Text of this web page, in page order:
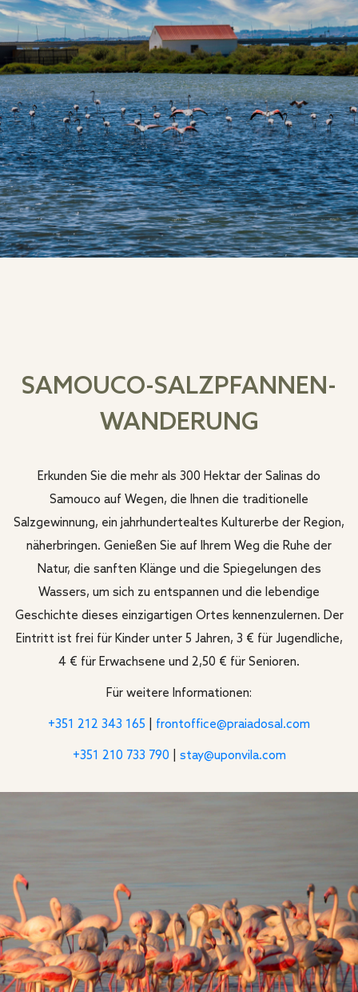
SAMOUCO-SALZPFANNEN-
WANDERUNG
Erkunden Sie die mehr als 300 Hektar der Salinas do
Samouco auf Wegen, die Ihnen die traditionelle
Salzgewinnung, ein jahrhundertealtes Kulturerbe der Region,
näherbringen. Genießen Sie auf Ihrem Weg die Ruhe der
Natur, die sanften Klänge und die Spiegelungen des
Wassers, um sich zu entspannen und die lebendige
Geschichte dieses einzigartigen Ortes kennenzulernen. Der
Eintritt ist frei für Kinder unter 5 Jahren, 3 € für Jugendliche,
4 € für Erwachsene und 2,50 € für Senioren.
Für weitere Informationen:
+351 212 343 165 frontoffice@praiadosal.com
+351 210 733 790 stay@uponvila.com